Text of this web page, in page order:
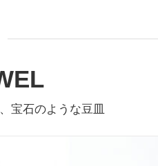
宝石のような豆皿